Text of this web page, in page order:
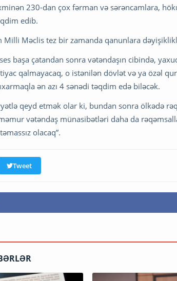
230-dan çox fərman və sərəncamlara,
edib.
Milli Məclis tez bir zamanda qanunlara
başa çatandan sonra vətəndaşın cibində,
qalmayacaq, o istənilən dövlət və ya özəl
ən azı 4 sənədi təqdim edə biləcək.
qeyd etmək olar ki, bundan sonra ölkədə
vətəndaş münasibətləri daha da
olacaq”.
Tweet